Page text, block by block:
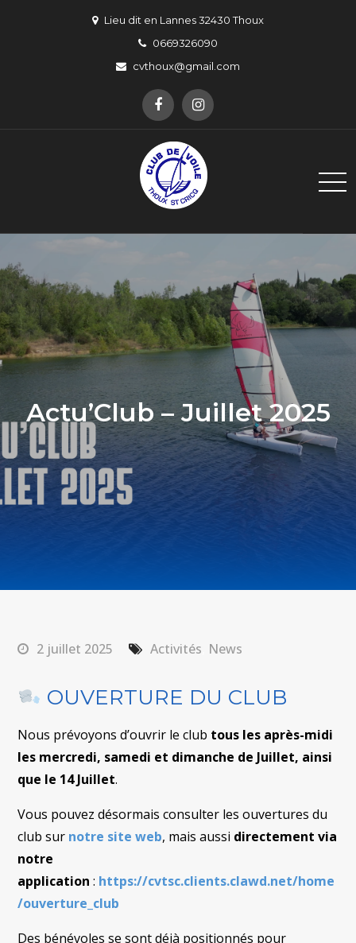
Lieu dit en Lannes 32430 Thoux
0669326090
cvthoux@gmail.com
Club de Voile de Thoux Saint-
Un pour Thoux, Thoux pour un !
Actu’Club – Juillet 2025
2 juillet 2025 Activités News
OUVERTURE DU CLUB
Nous prévoyons d’ouvrir le club tous les après-midi
les mercredi, samedi et dimanche de Juillet, ainsi
que le 14 Juillet.
Vous pouvez désormais consulter les ouvertures du
club sur notre site web, mais aussi directement via
notre
application: https://cvtsc.clients.clawd.net/home
/ouverture_club
Des bénévoles se sont déjà positionnés pour